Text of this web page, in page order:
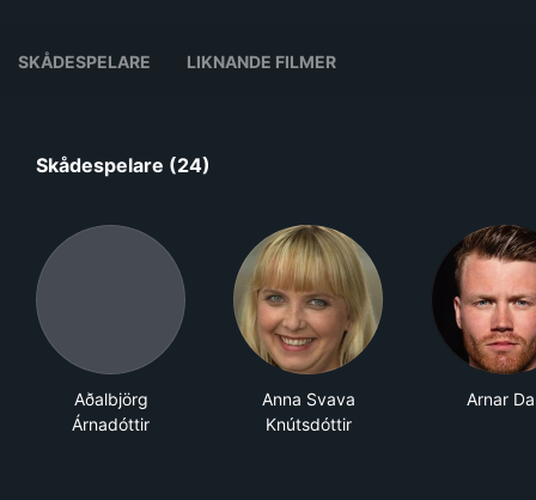
SKÅDESPELARE LIKNANDE FILMER
Skådespelare (24)
Aðalbjörg
Árnadóttir
Anna Svava
Knútsdóttir
Arnar